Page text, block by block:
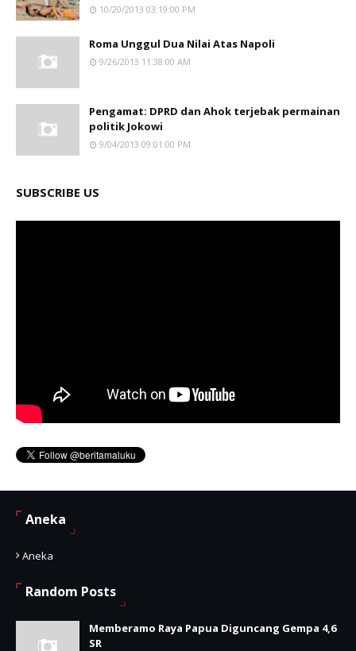
10/20/2013 03:19:00 PM
Roma Unggul Dua Nilai Atas Napoli
9/26/2013 11:38:00 AM
Pengamat: DPRD dan Ahok terjebak permainan
politik Jokowi
9/04/2013 09:01:00 PM
SUBSCRIBE US
Aneka
Aneka
Random Posts
Memberamo Raya Papua Diguncang Gempa 4,6
SR